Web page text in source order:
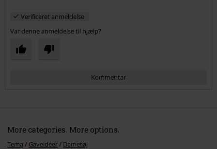
Verificeret anmeldelse
Var denne anmeldelse til hjælp?
Kommentar
More categories. More options.
Tema Gaveidéer Dametøj